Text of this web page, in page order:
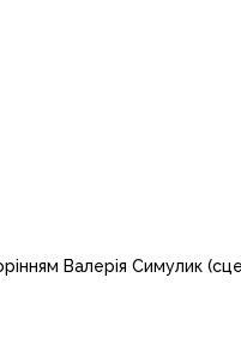
Валерія Симулик